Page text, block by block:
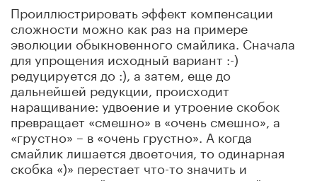
Проиллюстрировать эффект компенсации
сложности можно как раз на примере
эволюции обыкновенного смайлика. Сначала
для упрощения исходный вариант :-)
редуцируется до :), а затем, еще до
дальнейшей редукции, происходит
наращивание: удвоение и утроение скобок
превращает «смешно» в «очень смешно», а
«грустно» – в «очень грустно». А когда
смайлик лишается двоеточия, то одинарная
скобка «)» перестает что-то значить и